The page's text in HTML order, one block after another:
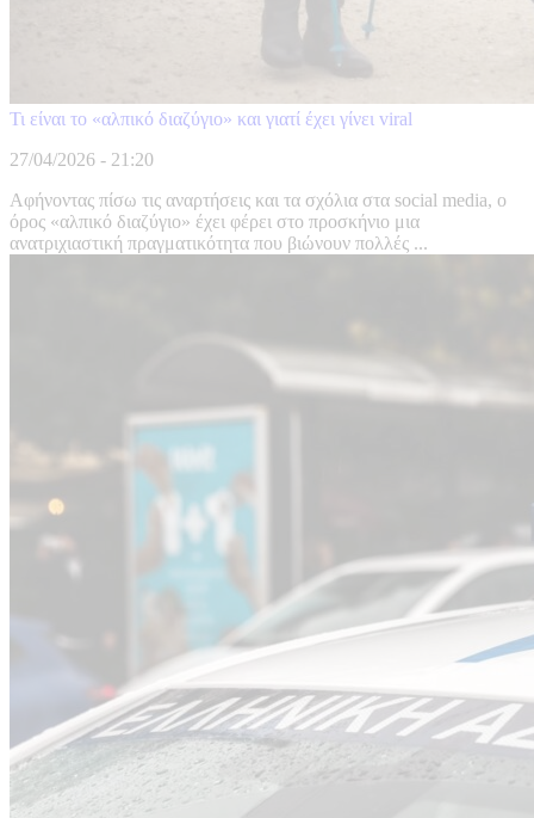
Τι είναι το «αλπικό διαζύγιο» και γιατί έχει γίνει viral
27/04/2026 - 21:20
Αφήνοντας πίσω τις αναρτήσεις και τα σχόλια στα social media, ο
όρος «αλπικό διαζύγιο» έχει φέρει στο προσκήνιο μια
ανατριχιαστική πραγματικότητα που βιώνουν πολλές ...